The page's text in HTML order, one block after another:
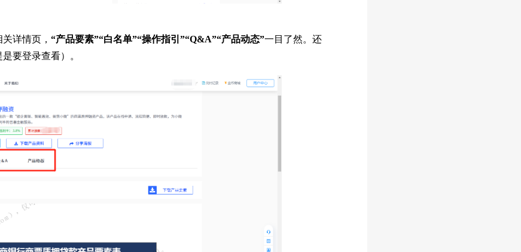
详情页， “产品要素”“白名单”“操作指引”“Q&A”“产品动态”一目了然。还
是要登录查看） 。